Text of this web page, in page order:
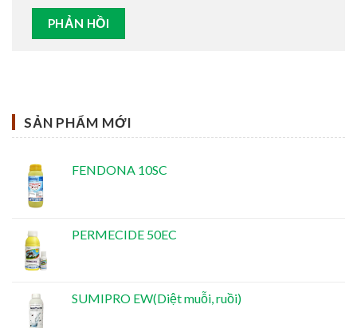
SẢN PHẨM MỚI
FENDONA 10SC
PERMECIDE 50EC
SUMIPRO EW(Diệt muỗi, ruồi)